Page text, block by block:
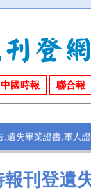
中國時報 聯合報
,遺失畢業證書,軍人證
報刊登遺